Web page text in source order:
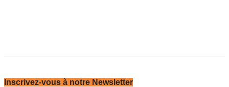
Inscrivez-vous à notre Newsletter